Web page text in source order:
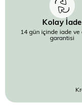
Kolay İade
14 gün içinde iade ve
garantisi